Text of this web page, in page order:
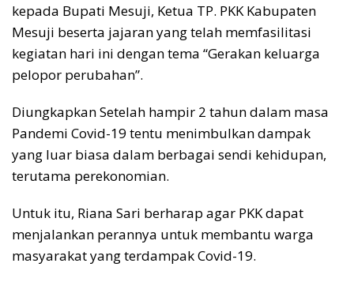
kepada Bupati Mesuji, Ketua TP. PKK Kabupaten
Mesuji beserta jajaran yang telah memfasilitasi
kegiatan hari ini dengan tema “Gerakan keluarga
pelopor perubahan”.
Diungkapkan Setelah hampir 2 tahun dalam masa
Pandemi Covid-19 tentu menimbulkan dampak
yang luar biasa dalam berbagai sendi kehidupan,
terutama perekonomian.
Untuk itu, Riana Sari berharap agar PKK dapat
menjalankan perannya untuk membantu warga
masyarakat yang terdampak Covid-19.